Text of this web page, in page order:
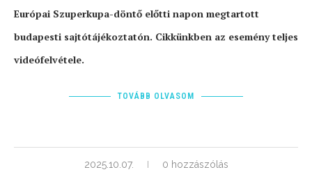
Európai Szuperkupa-döntő előtti napon megtartott
budapesti sajtótájékoztatón. Cikkünkben az esemény teljes
videófelvétele.
TOVÁBB OLVASOM
2025.10.07. 0 hozzászólás